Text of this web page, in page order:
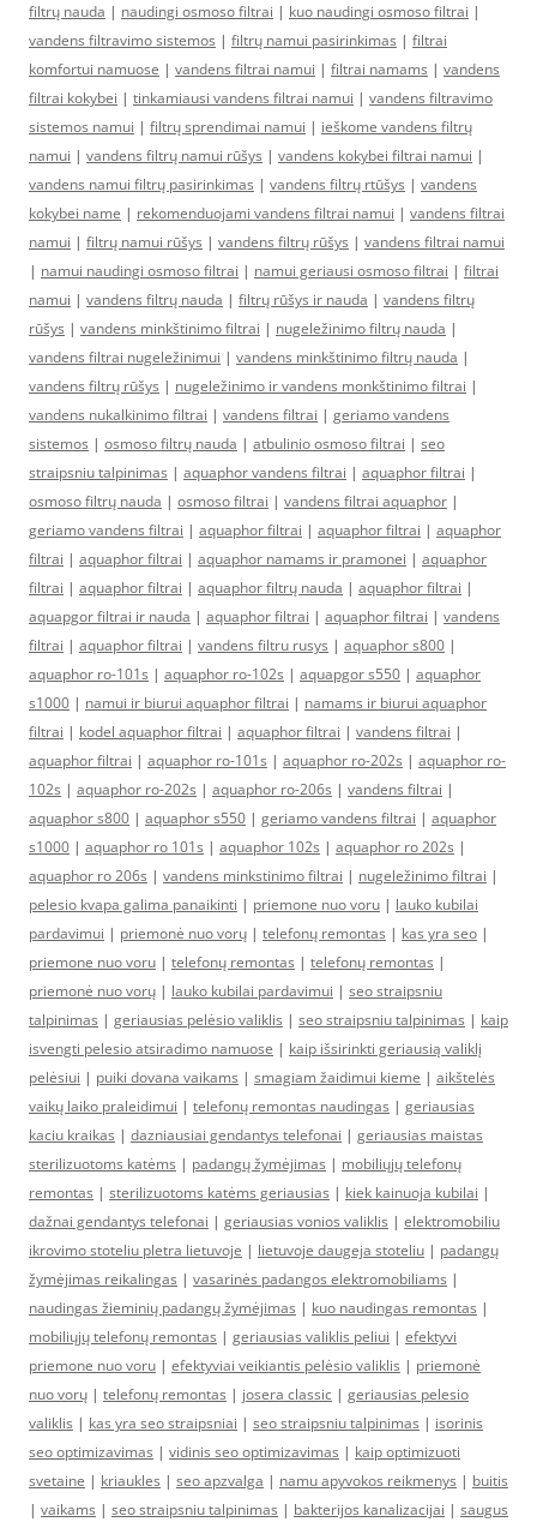
filtrų nauda | naudingi osmoso filtrai | kuo naudingi osmoso filtrai |
vandens filtravimo sistemos | filtrų namui pasirinkimas | filtrai
komfortui namuose | vandens filtrai namui | filtrai namams | vandens
filtrai kokybei | tinkamiausi vandens filtrai namui | vandens filtravimo
sistemos namui | filtrų sprendimai namui | ieškome vandens filtrų
namui | vandens filtrų namui rūšys | vandens kokybei filtrai namui |
vandens namui filtrų pasirinkimas | vandens filtrų rtūšys | vandens
kokybei name | rekomenduojami vandens filtrai namui | vandens filtrai
namui | filtrų namui rūšys | vandens filtrų rūšys | vandens filtrai namui
| namui naudingi osmoso filtrai | namui geriausi osmoso filtrai | filtrai
namui | vandens filtrų nauda | filtrų rūšys ir nauda | vandens filtrų
rūšys | vandens minkštinimo filtrai | nugeležinimo filtrų nauda |
vandens filtrai nugeležinimui | vandens minkštinimo filtrų nauda |
vandens filtrų rūšys | nugeležinimo ir vandens monkštinimo filtrai |
vandens nukalkinimo filtrai | vandens filtrai | geriamo vandens
sistemos | osmoso filtrų nauda | atbulinio osmoso filtrai | seo
straipsniu talpinimas | aquaphor vandens filtrai | aquaphor filtrai |
osmoso filtrų nauda | osmoso filtrai | vandens filtrai aquaphor |
geriamo vandens filtrai | aquaphor filtrai | aquaphor filtrai | aquaphor
filtrai | aquaphor filtrai | aquaphor namams ir pramonei | aquaphor
filtrai | aquaphor filtrai | aquaphor filtrų nauda | aquaphor filtrai |
aquapgor filtrai ir nauda | aquaphor filtrai | aquaphor filtrai | vandens
filtrai | aquaphor filtrai | vandens filtru rusys | aquaphor s800 |
aquaphor ro-101s | aquaphor ro-102s | aquapgor s550 | aquaphor
s1000 | namui ir biurui aquaphor filtrai | namams ir biurui aquaphor
filtrai | kodel aquaphor filtrai | aquaphor filtrai | vandens filtrai |
aquaphor filtrai | aquaphor ro-101s | aquaphor ro-202s | aquaphor ro-
102s | aquaphor ro-202s | aquaphor ro-206s | vandens filtrai |
aquaphor s800 | aquaphor s550 | geriamo vandens filtrai | aquaphor
s1000 | aquaphor ro 101s | aquaphor 102s | aquaphor ro 202s |
aquaphor ro 206s | vandens minkstinimo filtrai | nugeležinimo filtrai |
pelesio kvapa galima panaikinti | priemone nuo voru | lauko kubilai
pardavimui | priemonė nuo vorų | telefonų remontas | kas yra seo |
priemone nuo voru | telefonų remontas | telefonų remontas |
priemonė nuo vorų | lauko kubilai pardavimui | seo straipsniu
talpinimas | geriausias pelėsio valiklis | seo straipsniu talpinimas | kaip
isvengti pelesio atsiradimo namuose | kaip išsirinkti geriausią valiklį
pelėsiui | puiki dovana vaikams | smagiam žaidimui kieme | aikštelės
vaikų laiko praleidimui | telefonų remontas naudingas | geriausias
kaciu kraikas | dazniausiai gendantys telefonai | geriausias maistas
sterilizuotoms katėms | padangų žymėjimas | mobiliųjų telefonų
remontas | sterilizuotoms katėms geriausias | kiek kainuoja kubilai |
dažnai gendantys telefonai | geriausias vonios valiklis | elektromobiliu
ikrovimo stoteliu pletra lietuvoje | lietuvoje daugeja stoteliu | padangų
žymėjimas reikalingas | vasarinės padangos elektromobiliams |
naudingas žieminių padangų žymėjimas | kuo naudingas remontas |
mobiliųjų telefonų remontas | geriausias valiklis peliui | efektyvi
priemone nuo voru | efektyviai veikiantis pelėsio valiklis | priemonė
nuo vorų | telefonų remontas | josera classic | geriausias pelesio
valiklis | kas yra seo straipsniai | seo straipsniu talpinimas | isorinis
seo optimizavimas | vidinis seo optimizavimas | kaip optimizuoti
svetaine | kriaukles | seo apzvalga | namu apyvokos reikmenys | buitis
| vaikams | seo straipsniu talpinimas | bakterijos kanalizacijai | saugus